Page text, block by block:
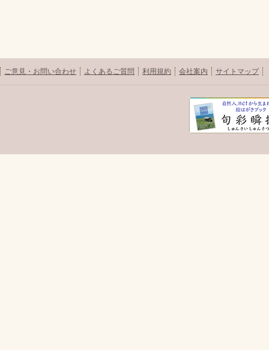
ご意見・お問い合わせ よくあるご質問 利用規約 会社案内 サイトマップ